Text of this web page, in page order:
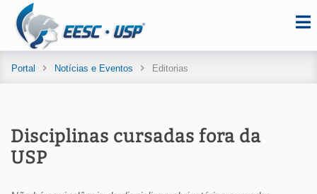
Portal Notícias e Eventos Editorias
Disciplinas cursadas fora da
USP